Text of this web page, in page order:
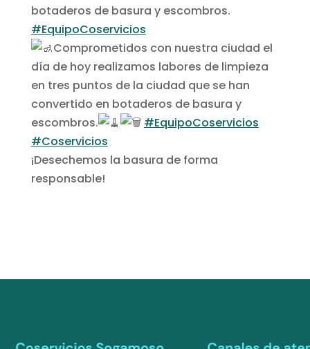
botaderos de basura y escombros.
#EquipoCoservicios
Comprometidos con nuestra ciudad el
día de hoy realizamos labores de limpieza
en tres puntos de la ciudad que se han
convertido en botaderos de basura y
escombros.
#EquipoCoservicios
#Coservicios
¡Desechemos la basura de forma
responsable!